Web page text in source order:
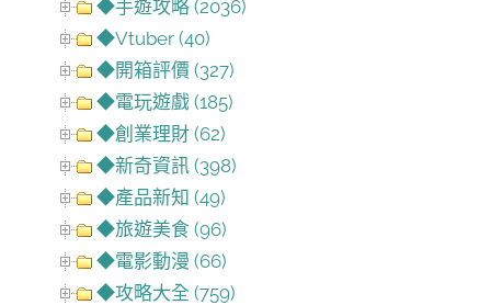
◆手遊攻略 (2036)
◆Vtuber (40)
◆開箱評價 (327)
◆電玩遊戲 (185)
◆創業理財 (62)
◆新奇資訊 (398)
◆產品新知 (49)
◆旅遊美食 (96)
◆電影動漫 (66)
◆攻略大全 (759)